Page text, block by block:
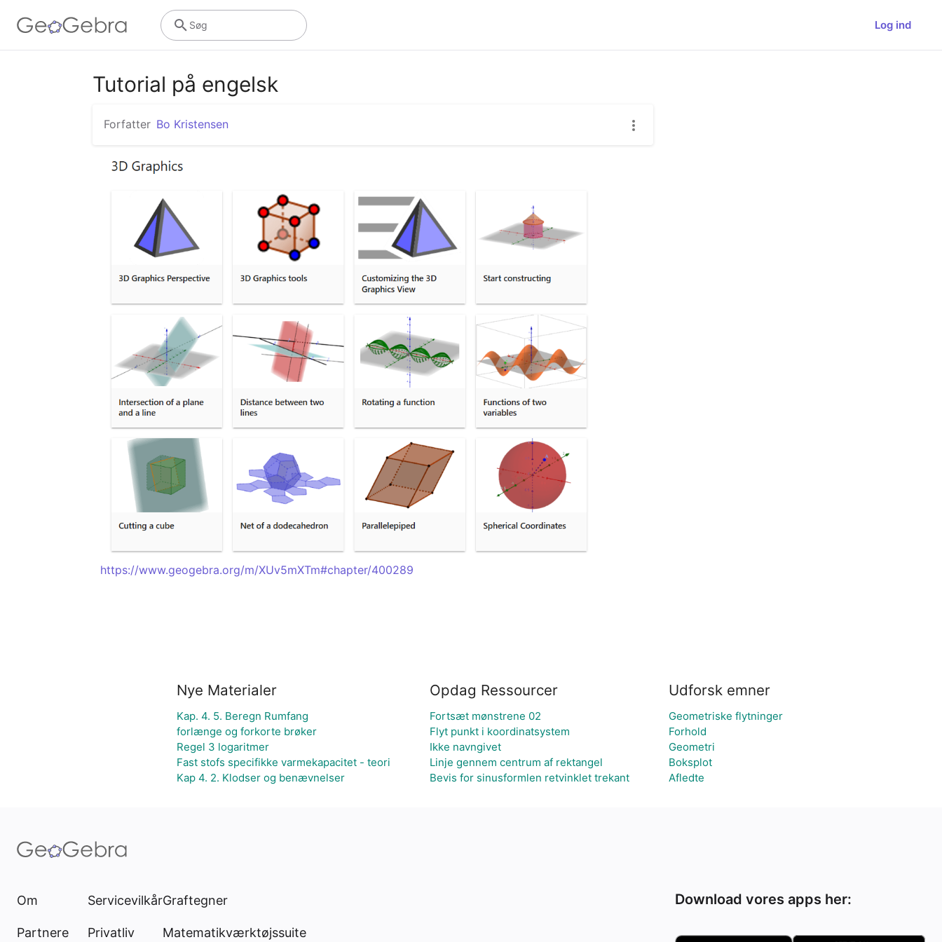
Log ind
Søg
Tutorial på engelsk
Forfatter Bo Kristensen
https://www.geogebra.org/m/XUv5mXTm#chapter/400289
Nye Materialer
Kap. 4. 5. Beregn Rumfang
forlænge og forkorte brøker
Regel 3 logaritmer
Fast stofs specifikke varmekapacitet - teori
Kap 4. 2. Klodser og benævnelser
Opdag Ressourcer
Fortsæt mønstrene 02
Flyt punkt i koordinatsystem
Ikke navngivet
Linje gennem centrum af rektangel
Bevis for sinusformlen retvinklet trekant
Udforsk emner
Geometriske flytninger
Forhold
Geometri
Boksplot
Afledte
Om
Partnere
Servicevilkår
Privatliv
Graftegner
Matematikværktøjssuite
Download vores apps her: